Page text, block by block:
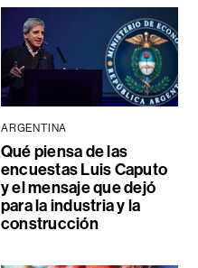
ARGENTINA
Qué piensa de las
encuestas Luis Caputo
y el mensaje que dejó
para la industria y la
construcción